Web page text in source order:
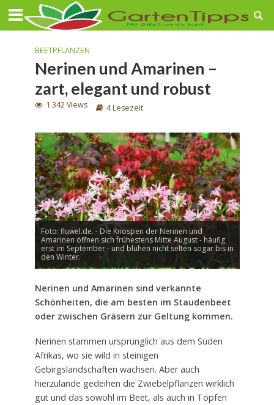
BEETPFLANZEN
Nerinen und Amarinen –
zart, elegant und robust
1.342 Views 4 Lesezeit
Foto: fluwel.de. - Die Knospen der Nerinen und
Amarinen öffnen sich frühestens Mitte August - häufig
erst im September - und blühen nicht selten sogar bis in
den Winter.
Nerinen und Amarinen sind verkannte
Schönheiten, die am besten im Staudenbeet
oder zwischen Gräsern zur Geltung kommen.
Nerinen stammen ursprünglich aus dem Süden
Afrikas, wo sie wild in steinigen
Gebirgslandschaften wachsen. Aber auch
hierzulande gedeihen die Zwiebelpflanzen wirklich
gut und das sowohl im Beet, als auch in Töpfen